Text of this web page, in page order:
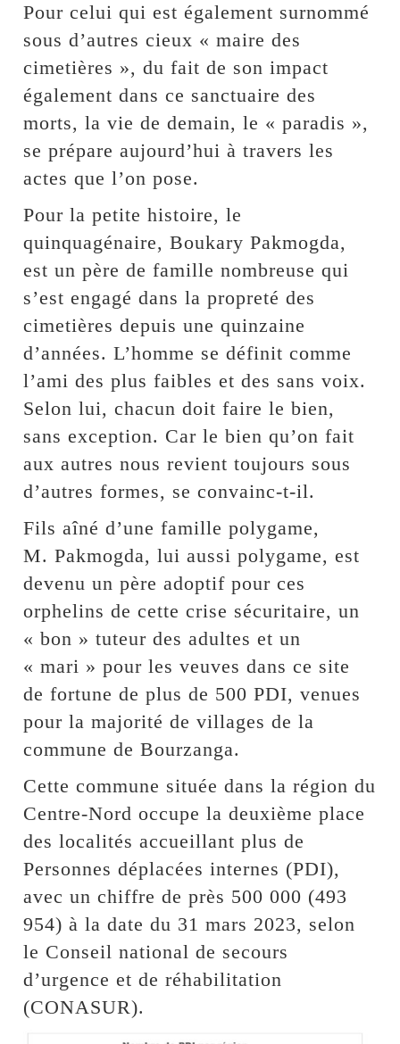
Pour celui qui est également surnommé
sous d’autres cieux « maire des
cimetières », du fait de son impact
également dans ce sanctuaire des
morts, la vie de demain, le « paradis »,
se prépare aujourd’hui à travers les
actes que l’on pose.
Pour la petite histoire, le
quinquagénaire, Boukary Pakmogda,
est un père de famille nombreuse qui
s’est engagé dans la propreté des
cimetières depuis une quinzaine
d’années. L’homme se définit comme
l’ami des plus faibles et des sans voix.
Selon lui, chacun doit faire le bien,
sans exception. Car le bien qu’on fait
aux autres nous revient toujours sous
d’autres formes, se convainc-t-il.
Fils aîné d’une famille polygame,
M. Pakmogda, lui aussi polygame, est
devenu un père adoptif pour ces
orphelins de cette crise sécuritaire, un
« bon » tuteur des adultes et un
« mari » pour les veuves dans ce site
de fortune de plus de 500 PDI, venues
pour la majorité de villages de la
commune de Bourzanga.
Cette commune située dans la région du
Centre-Nord occupe la deuxième place
des localités accueillant plus de
Personnes déplacées internes (PDI),
avec un chiffre de près 500 000 (493
954) à la date du 31 mars 2023, selon
le Conseil national de secours
d’urgence et de réhabilitation
(CONASUR).